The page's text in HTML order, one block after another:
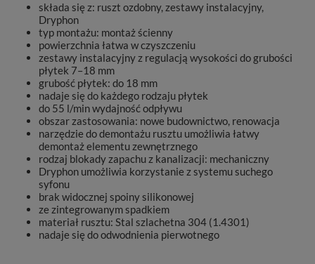
składa się z: ruszt ozdobny, zestawy instalacyjny,
Dryphon
typ montażu: montaż ścienny
powierzchnia łatwa w czyszczeniu
zestawy instalacyjny z regulacją wysokości do grubości
płytek 7–18 mm
grubość płytek: do 18 mm
nadaje się do każdego rodzaju płytek
do 55 l/min wydajność odpływu
obszar zastosowania: nowe budownictwo, renowacja
narzędzie do demontażu rusztu umożliwia łatwy
demontaż elementu zewnętrznego
rodzaj blokady zapachu z kanalizacji: mechaniczny
Dryphon umożliwia korzystanie z systemu suchego
syfonu
brak widocznej spoiny silikonowej
ze zintegrowanym spadkiem
materiał rusztu: Stal szlachetna 304 (1.4301)
nadaje się do odwodnienia pierwotnego